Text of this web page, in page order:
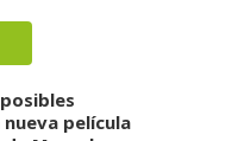
película